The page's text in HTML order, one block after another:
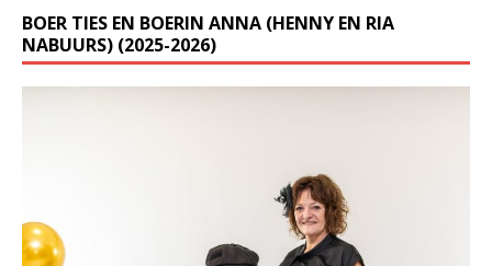
BOER TIES EN BOERIN ANNA (HENNY EN RIA
NABUURS) (2025-2026)